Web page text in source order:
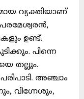
വ്യക്തിയാണ്
ഉണ്ട്.
പിന്നെ
തല്ലും.
അഞ്ചാം
വിഗ്നേശും,